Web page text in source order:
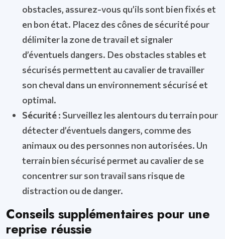
obstacles, assurez-vous qu’ils sont bien fixés et
en bon état. Placez des cônes de sécurité pour
délimiter la zone de travail et signaler
d’éventuels dangers. Des obstacles stables et
sécurisés permettent au cavalier de travailler
son cheval dans un environnement sécurisé et
optimal.
Sécurité : Surveillez les alentours du terrain pour
détecter d’éventuels dangers, comme des
animaux ou des personnes non autorisées. Un
terrain bien sécurisé permet au cavalier de se
concentrer sur son travail sans risque de
distraction ou de danger.
Conseils supplémentaires pour une
reprise réussie